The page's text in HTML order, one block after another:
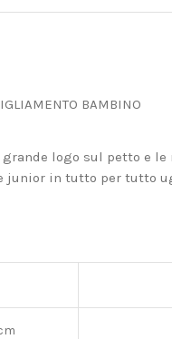
BAMBINO
logo sul petto e
junior in tutto per tutto